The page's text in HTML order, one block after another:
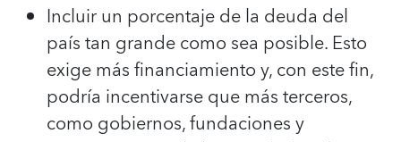
Incluir un porcentaje de la deuda del
país tan grande como sea posible. Esto
exige más financiamiento y, con este fin,
podría incentivarse que más terceros,
como gobiernos, fundaciones y